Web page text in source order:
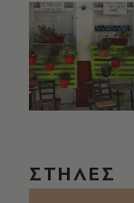
ΣΤΗΛΕΣ